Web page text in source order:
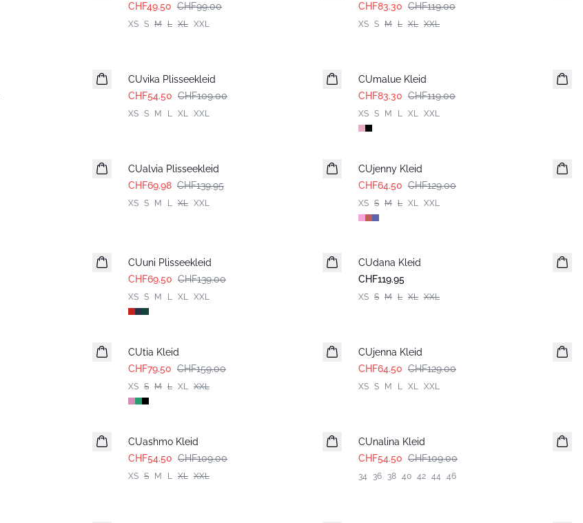
CHF49.50 CHF99.00
XS S M L XL XXL
CHF83.30 CHF119.00
XS S M L XL XXL
CUvika Plisseekleid
CHF54.50 CHF109.00
XS S M L XL XXL
CUmalue Kleid
CHF83.30 CHF119.00
XS S M L XL XXL
CUalvia Plisseekleid
CHF69.98 CHF139.95
XS S M L XL XXL
CUjenny Kleid
CHF64.50 CHF129.00
XS S M L XL XXL
CUuni Plisseekleid
CHF69.50 CHF139.00
XS S M L XL XXL
CUdana Kleid
CHF119.95
XS S M L XL XXL
CUtia Kleid
CHF79.50 CHF159.00
XS S M L XL XXL
CUjenna Kleid
CHF64.50 CHF129.00
XS S M L XL XXL
CUashmo Kleid
CHF54.50 CHF109.00
XS S M L XL XXL
CUnalina Kleid
CHF54.50 CHF109.00
34 36 38 40 42 44 46